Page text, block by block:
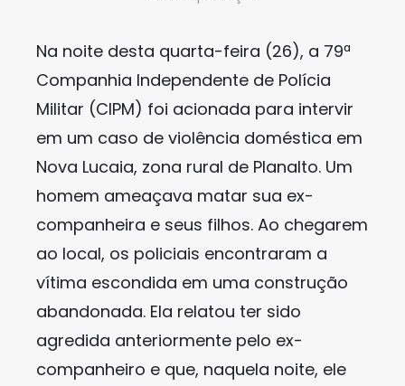
Na noite desta quarta-feira (26), a 79ª
Companhia Independente de Polícia
Militar (CIPM) foi acionada para intervir
em um caso de violência doméstica em
Nova Lucaia, zona rural de Planalto. Um
homem ameaçava matar sua ex-
companheira e seus filhos. Ao chegarem
ao local, os policiais encontraram a
vítima escondida em uma construção
abandonada. Ela relatou ter sido
agredida anteriormente pelo ex-
companheiro e que, naquela noite, ele